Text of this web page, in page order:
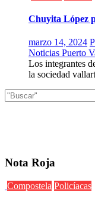
Chuyita López
marzo 14, 2024
Noticias Puerto
Los integrantes
la sociedad
Nota Roja
Compostela Policíacas